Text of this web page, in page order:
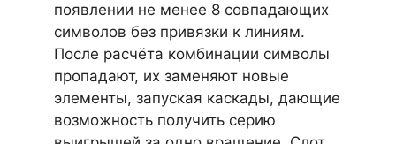
появлении не менее 8 совпадающих
символов без привязки к линиям.
После расчёта комбинации символы
пропадают, их заменяют новые
элементы, запуская каскады, дающие
возможность получить серию